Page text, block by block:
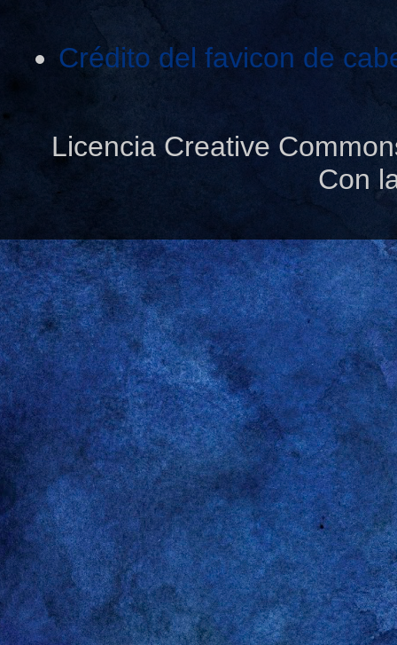
Crédito del favicon de
Licencia Creative
Con